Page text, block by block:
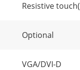
Resistive
Optional
VGA/DVI-D